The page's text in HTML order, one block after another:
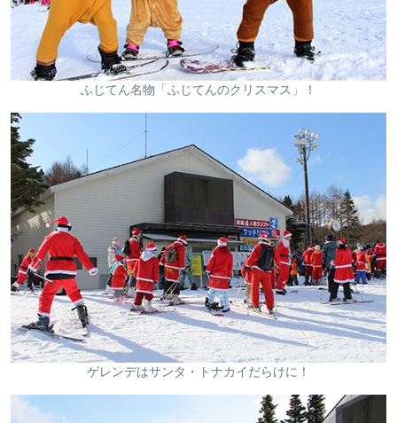
ふじてん名物「ふじてんのクリスマス」！
ゲレンデはサンタ・トナカイだらけに！